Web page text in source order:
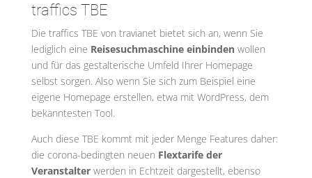
traffics TBE
Die traffics TBE von travianet bietet sich an, wenn Sie
lediglich eine Reisesuchmaschine einbindenwollen
und für das gestalterische Umfeld Ihrer Homepage
selbst sorgen. Also wenn Sie sich zum Beispiel eine
eigene Homepage erstellen, etwa mit WordPress, dem
bekanntesten Tool.
Auch diese TBE kommt mit jeder Menge Features daher:
die corona-bedingten neuen Flextarife der
Veranstalterwerden in Echtzeit dargestellt, ebenso